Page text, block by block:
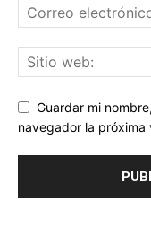
Guardar mi
navegador la próxima